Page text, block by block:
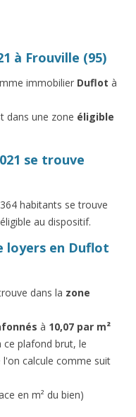
à Frouville (95)
immobilier Duflot à
dans une zone éligible
se trouve
habitants se trouve
au dispositif.
loyers en Duflot
dans la zone
à 10,07 par m²
plafond brut, le
calcule comme suit
en m² du bien)